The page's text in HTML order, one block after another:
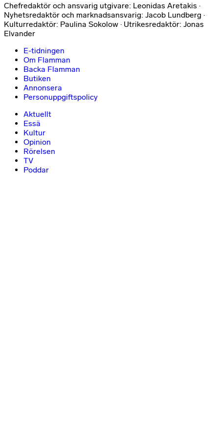
Chefredaktör och ansvarig utgivare: Leonidas Aretakis ·
Nyhetsredaktör och marknadsansvarig: Jacob Lundberg ·
Kulturredaktör: Paulina Sokolow · Utrikesredaktör: Jonas
Elvander
E-tidningen
Om Flamman
Backa Flamman
Butiken
Annonsera
Personuppgiftspolicy
Aktuellt
Essä
Kultur
Opinion
Rörelsen
TV
Poddar